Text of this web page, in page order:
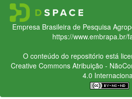
Empresa Brasileira de Pesquisa
https://www.embrapa.br/
O conteúdo do repositório está
Creative CommonsAtribuição -
4.0